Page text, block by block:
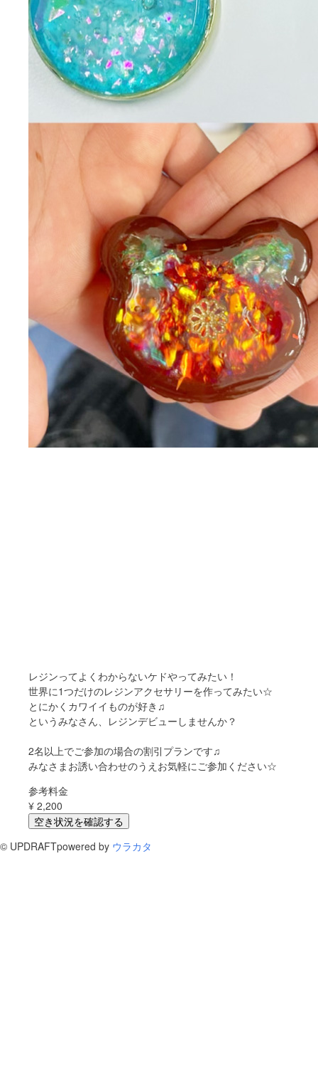
レジンってよくわからないケドやってみたい‍！
世界に1つだけのレジンアクセサリーを作ってみたい☆
とにかくカワイイものが好き♫
というみなさん、レジンデビューしませんか？
2名以上でご参加の場合の割引プランです♫
みなさまお誘い合わせのうえお気軽にご参加ください☆
参考料金
¥ 2,200
空き状況を確認する
© UPDRAFTpowered by ウラカタ